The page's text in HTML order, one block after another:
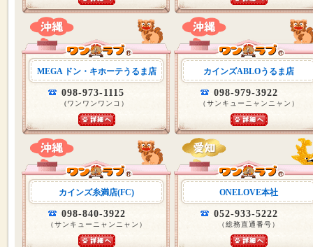
MEGA ドン・キホーテうるま店
098-973-1115
(ワンワンワンコ）
カインズABLOうるま店
098-979-3922
（サンキューニャンニャン）
カインズ糸満店(FC)
098-840-3922
（サンキューニャンニャン）
ONELOVE本社
052-933-5222
（総務直通番号）